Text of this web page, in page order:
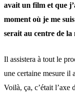
avait un film et que
moment où je me
serait au centre de
Il assistera à tout le
une certaine mesure il
Voilà, ça, c’était l’axe